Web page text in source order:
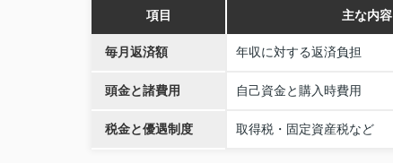
項目 主な内容
毎月返済額 年収に対する返済負担
頭金と諸費用 自己資金と購入時費用
税金と優遇制度 取得税・固定資産税など